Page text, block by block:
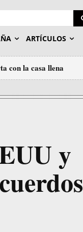
ARTÍCULOS
con la casa llena
y